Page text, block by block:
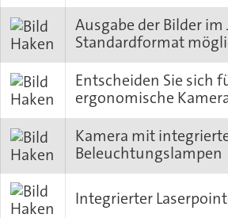
Ausgabe der Bilder im
Standardformat
Entscheiden Sie sich
ergonomische
Kamera mit
Beleuchtungslampen
Integrierter